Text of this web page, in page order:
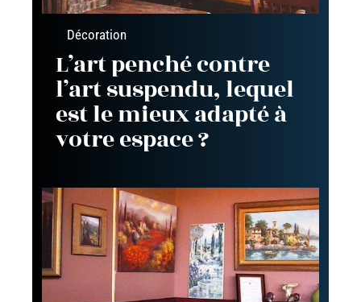
Décoration
L’art penché contre
l’art suspendu, lequel
est le mieux adapté à
votre espace ?